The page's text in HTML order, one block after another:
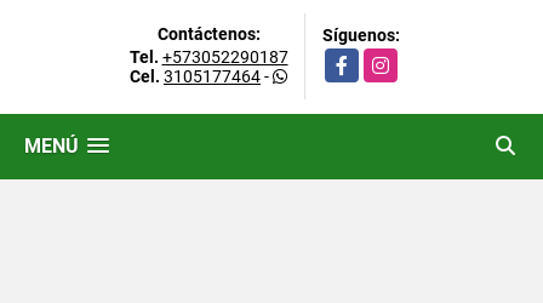
Contáctenos:
Tel. +573052290187
Cel. 3105177464-
Síguenos:
FacebookInstagram
MENÚ